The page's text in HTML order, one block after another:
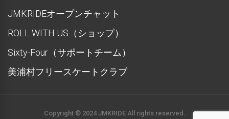
JMKRIDEオープンチャット
ROLL WITH US（ショップ）
Sixty-Four（サポートチーム）
美浦村フリースケートクラブ
Copyright © 2024 JMKRIDE All rights reserved.